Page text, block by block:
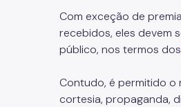
Com exceção de
recebidos, eles devem
público, nos termos dos
Contudo, é permitido o
cortesia, propaganda,